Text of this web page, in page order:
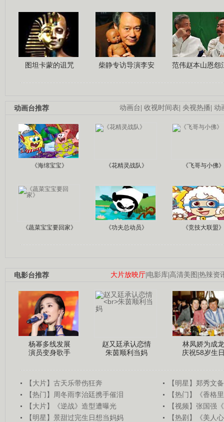
图坦卡蒙的诅咒 柴静专访导演李安 范伟赵本山恩怨
动画台| 收视时间表| 央视热播| 动
动画台推荐
《海绵宝宝》 《花精灵战队》 《飞哥与小佛》
《蔬菜宝宝要回家》 《功夫总动员》 《竞技大联盟》
大片放映厅|电影库|高清美图 |热辣资
电影台推荐
杨幂多线发展
演员变身歌手
赵又廷承认恋情
朱茵顺利当妈
林凤娇为成龙
庆祝58岁生
【大片】古天乐带伤狂奔
【明星】郑秀文
【热门】周冬雨李治廷携手催泪
【热门】《香格
【大片】《逆战》造型遭曝光
【视频】张国强
【明星】景甜过完生日想当妈妈
【热剧】《美人